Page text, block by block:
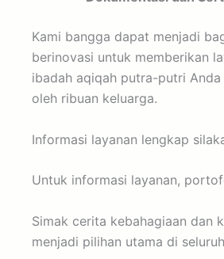
Kami bangga dapat menjadi
berinovasi untuk memberikan
ibadah aqiqah putra-putri
oleh ribuan keluarga.
Informasi layanan lengkap
Untuk informasi layanan,
Simak cerita kebahagiaan dan
menjadi pilihan utama di